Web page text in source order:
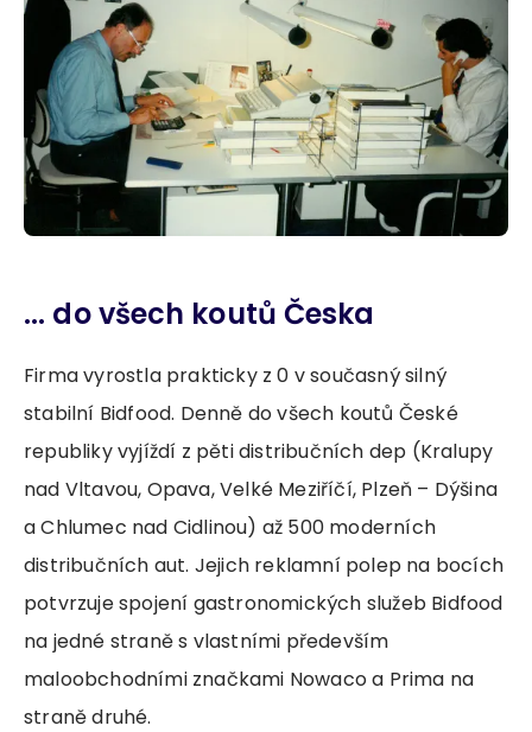
... do všech koutů Česka
Firma vyrostla prakticky z 0 v současný silný
stabilní Bidfood. Denně do všech koutů České
republiky vyjíždí z pěti distribučních dep (Kralupy
nad Vltavou, Opava, Velké Meziříčí, Plzeň – Dýšina
a Chlumec nad Cidlinou) až 500 moderních
distribučních aut. Jejich reklamní polep na bocích
potvrzuje spojení gastronomických služeb Bidfood
na jedné straně s vlastními především
maloobchodními značkami Nowaco a Prima na
straně druhé.